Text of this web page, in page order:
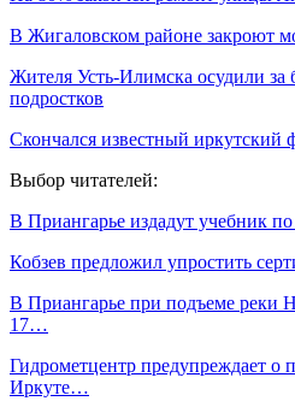
В Жигаловском районе закроют
Жителя Усть-Илимска осудили за
подростков
Скончался известный иркутский
Выбор читателей:
В Приангарье издадут учебник
Кобзев предложил упростить
В Приангарье при подъеме реки
17…
Гидрометцентр предупреждает о
Иркуте…